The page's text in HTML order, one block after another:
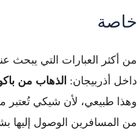
خاصة
من أكثر العبارات التي يبحث
داخل أذربيجان: الذهاب من
وهذا طبيعي، لأن شيكي تُعتبر
من المسافرين الوصول إليها